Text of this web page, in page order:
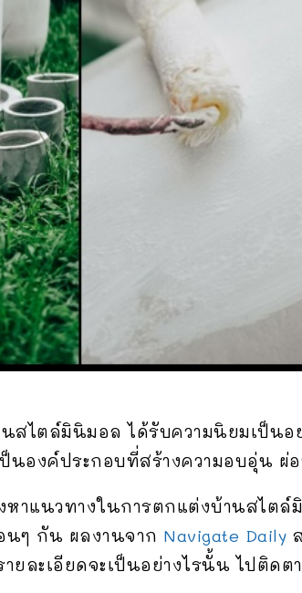
สไตล์มินิมอล ได้รับความนิยมเป็นอ
นองค์ประกอบที่สร้างความอบอุ่น
หาแนวทางในการตกแต่งบ้านสไต
นๆ กัน ผลงานจาก Navigate Daily
ยละเอียดจะเป็นอย่างไรนั้น ไปติดต